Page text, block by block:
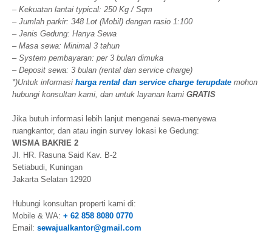
– Kekuatan lantai typical: 250 Kg / Sqm
– Jumlah parkir: 348 Lot (Mobil) dengan rasio 1:100
– Jenis Gedung: Hanya Sewa
– Masa sewa: Minimal 3 tahun
– System pembayaran: per 3 bulan dimuka
– Deposit sewa: 3 bulan (rental dan service charge)
*)Untuk informasi harga rental dan service charge terupdate mohon
hubungi konsultan kami, dan untuk layanan kami GRATIS
Jika butuh informasi lebih lanjut mengenai sewa-menyewa
ruangkantor, dan atau ingin survey lokasi ke Gedung:
WISMA BAKRIE 2
Jl. HR. Rasuna Said Kav. B-2
Setiabudi, Kuningan
Jakarta Selatan 12920
Hubungi konsultan properti kami di:
Mobile & WA: + 62 858 8080 0770
Email: sewajualkantor@gmail.com